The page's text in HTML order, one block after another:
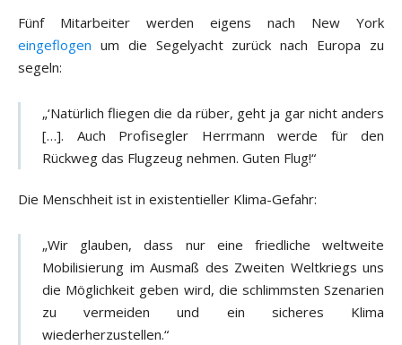
Fünf Mitarbeiter werden eigens nach New York
eingeflogen um die Segelyacht zurück nach Europa zu
segeln:
„‘Natürlich fliegen die da rüber, geht ja gar nicht anders
[…]. Auch Profisegler Herrmann werde für den
Rückweg das Flugzeug nehmen. Guten Flug!“
Die Menschheit ist in existentieller Klima-Gefahr:
„Wir glauben, dass nur eine friedliche weltweite
Mobilisierung im Ausmaß des Zweiten Weltkriegs uns
die Möglichkeit geben wird, die schlimmsten Szenarien
zu vermeiden und ein sicheres Klima
wiederherzustellen.“